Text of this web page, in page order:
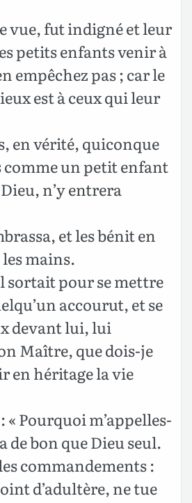
vue, fut indigné et leur
petits enfants venir à
empêchez pas ; car le
est à ceux qui leur
en vérité, quiconque
comme un petit enfant
n’y entrera
et les bénit en
mains.
sortait pour se mettre
accourut, et se
devant lui, lui
Maître, que dois-je
en héritage la vie
« Pourquoi m’appelles-
de bon que Dieu seul.
commandements :
d’adultère, ne tue